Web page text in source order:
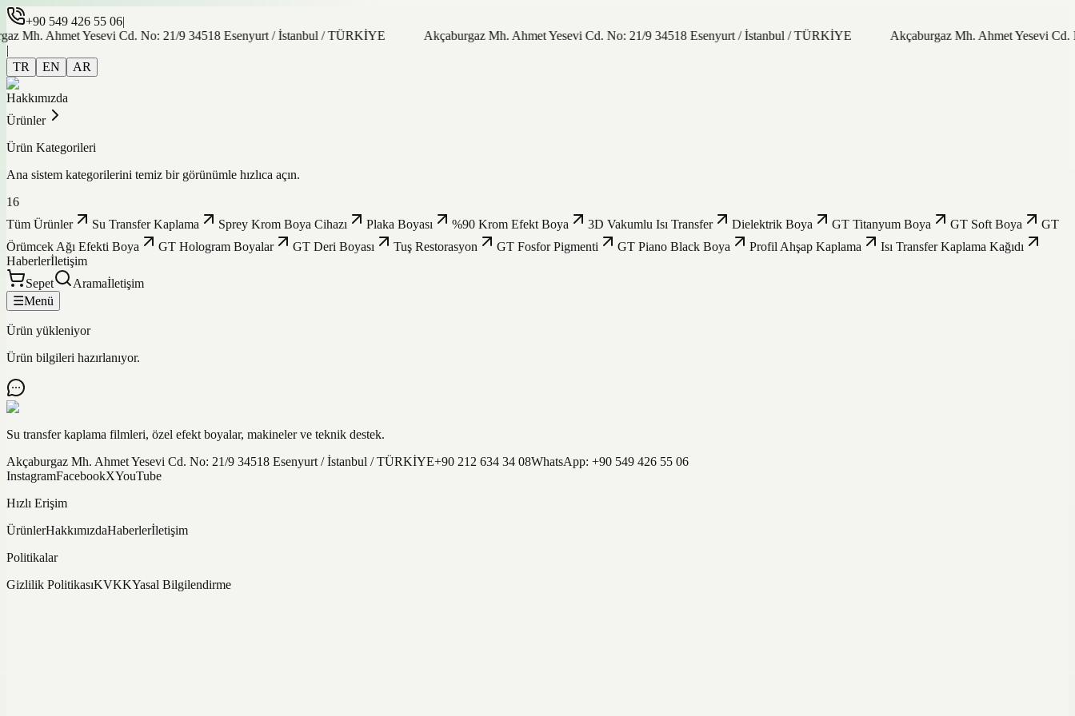
+90 549 426 55 06|
Mh. Ahmet Yesevi Cd. No: 21/9 34518 Esenyurt / İstanbul / TÜRKİYE
Akçaburgaz Mh. Ahmet Yesevi Cd. No: 21/9 34518 Esenyurt / İstanbul / TÜRKİYE
Akçaburgaz Mh. Ahmet Yesevi
|
TR
EN AR
Hakkımızda
Ürünler
Ürün Kategorileri
Ana sistem kategorilerini temiz bir görünümle hızlıca açın.
16
Tüm Ürünler
Su Transfer Kaplama Sprey Krom Boya Cihazı Plaka Boyası %90 Krom Efekt Boya 3D Vakumlu Isı Transfer Dielektrik Boya GT Titanyum Boya GT Soft Boya
GT
Örümcek Ağı Efekti Boya
GT Hologram Boyalar GT Deri Boyası Tuş Restorasyon GT Fosfor Pigmenti GT Piano Black Boya Profil Ahşap Kaplama
Isı Transfer Kaplama Kağıdı
Haberlerİletişim
Sepet
Aramaİletişim
☰Menü
Ürün yükleniyor
Ürün bilgileri hazırlanıyor.
Su transfer kaplama filmleri, özel efekt boyalar, makineler ve teknik destek.
Akçaburgaz Mh. Ahmet Yesevi Cd. No: 21/9 34518 Esenyurt / İstanbul / TÜRKİYE+90 212 634 34 08WhatsApp: +90 549 426 55 06
InstagramFacebookXYouTube
Hızlı Erişim
ÜrünlerHakkımızdaHaberlerİletişim
Politikalar
Gizlilik PolitikasıKVKKYasal Bilgilendirme